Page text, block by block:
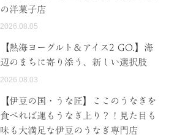
の洋菓子店
2026.08.05
【熱海ヨーグルト＆アイス2 GO.】海
辺のまちに寄り添う、新しい選択肢
2026.08.03
【伊豆の国・うな匠】ここのうなぎを
食べれば運もうなぎ上り？！見た目も
味も大満足な伊豆のうなぎ専門店